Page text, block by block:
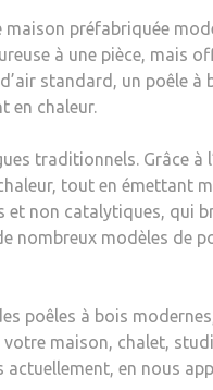
préfabriquée
à une pièce, mais
standard, un poêle à
en chaleur.
traditionnels. Grâce à
tout en émettant
non catalytiques, qui
nombreux modèles
poêles à bois
maison, chalet,
en nous